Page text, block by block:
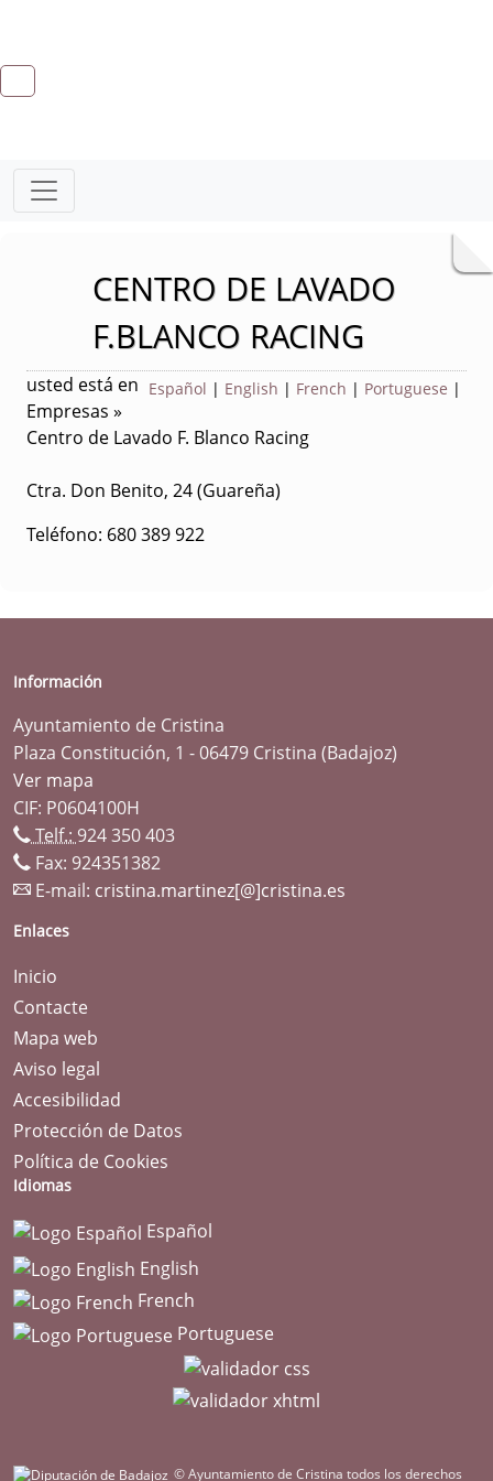
CENTRO DE LAVADO
F.BLANCO RACING
Español | English | French | Portuguese |
usted está en
Empresas »
Centro de Lavado F. Blanco Racing
Ctra. Don Benito, 24 (Guareña)
Teléfono: 680 389 922
Información
Ayuntamiento de Cristina
Plaza Constitución, 1 - 06479 Cristina (Badajoz)
Ver mapa
CIF: P0604100H
Telf.: 924 350 403
Fax: 924351382
E-mail: cristina.martinez[@]cristina.es
Enlaces
Inicio
Contacte
Mapa web
Aviso legal
Accesibilidad
Protección de Datos
Política de Cookies
Idiomas
Español
English
French
Portuguese
© Ayuntamiento de Cristina todos los derechos